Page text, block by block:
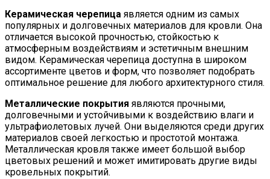
Керамическая черепица является одним из самых
популярных и долговечных материалов для кровли. Она
отличается высокой прочностью, стойкостью к
атмосферным воздействиям и эстетичным внешним
видом. Керамическая черепица доступна в широком
ассортименте цветов и форм, что позволяет подобрать
оптимальное решение для любого архитектурного стиля.
Металлические покрытия являются прочными,
долговечными и устойчивыми к воздействию влаги и
ультрафиолетовых лучей. Они выделяются среди других
материалов своей легкостью и простотой монтажа.
Металлическая кровля также имеет большой выбор
цветовых решений и может имитировать другие виды
кровельных покрытий.